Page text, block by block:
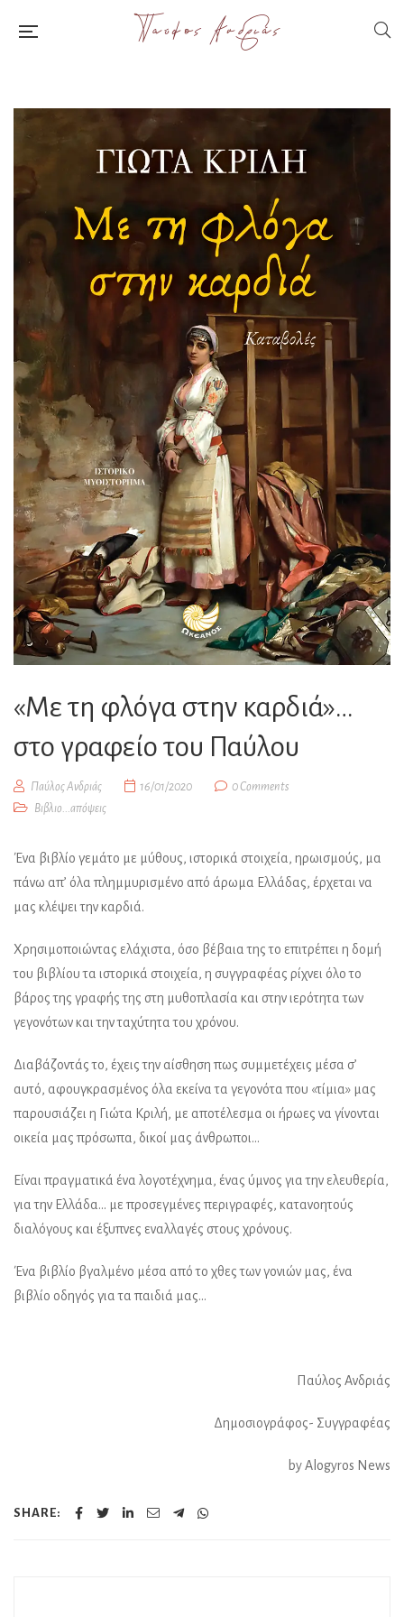
«Με τη φλόγα στην καρδιά»…
στο γραφείο του Παύλου
Παύλος Ανδριάς 16/01/2020
0 Comments
Βιβλιο...απόψεις
Ένα βιβλίο γεμάτο με μύθους, ιστορικά στοιχεία, ηρωισμούς, μα
πάνω απ’ όλα πλημμυρισμένο από άρωμα Ελλάδας, έρχεται να
μας κλέψει την καρδιά.
Χρησιμοποιώντας ελάχιστα, όσο βέβαια της το επιτρέπει η δομή
του βιβλίου τα ιστορικά στοιχεία, η συγγραφέας ρίχνει όλο το
βάρος της γραφής της στη μυθοπλασία και στην ιερότητα των
γεγονότων και την ταχύτητα του χρόνου.
Διαβάζοντάς το, έχεις την αίσθηση πως συμμετέχεις μέσα σ’
αυτό, αφουγκρασμένος όλα εκείνα τα γεγονότα που «τίμια» μας
παρουσιάζει η Γιώτα Κριλή, με αποτέλεσμα οι ήρωες να γίνονται
οικεία μας πρόσωπα, δικοί μας άνθρωποι…
Είναι πραγματικά ένα λογοτέχνημα, ένας ύμνος για την ελευθερία,
για την Ελλάδα… με προσεγμένες περιγραφές, κατανοητούς
διαλόγους και έξυπνες εναλλαγές στους χρόνους.
Ένα βιβλίο βγαλμένο μέσα από το χθες των γονιών μας, ένα
βιβλίο οδηγός για τα παιδιά μας…
Παύλος Ανδριάς
Δημοσιογράφος- Συγγραφέας
by Alogyros News
SHARE: